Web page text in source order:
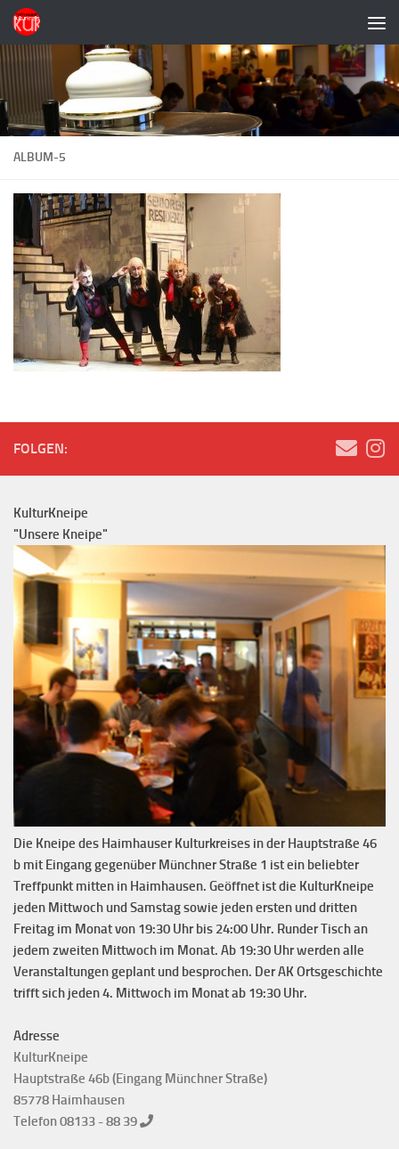
Zum Inhalt springen
ALBUM-5
FOLGEN:
KulturKneipe
"Unsere Kneipe"
Die Kneipe des Haimhauser Kulturkreises in der Hauptstraße 46
b mit Eingang gegenüber Münchner Straße 1 ist ein beliebter
Treffpunkt mitten in Haimhausen. Geöffnet ist die KulturKneipe
jeden Mittwoch und Samstag sowie jeden ersten und dritten
Freitag im Monat von 19:30 Uhr bis 24:00 Uhr. Runder Tisch an
jedem zweiten Mittwoch im Monat. Ab 19:30 Uhr werden alle
Veranstaltungen geplant und besprochen. Der AK Ortsgeschichte
trifft sich jeden 4. Mittwoch im Monat ab 19:30 Uhr.
Adresse
KulturKneipe
Hauptstraße 46b (Eingang Münchner Straße)
85778 Haimhausen
Telefon 08133 - 88 39